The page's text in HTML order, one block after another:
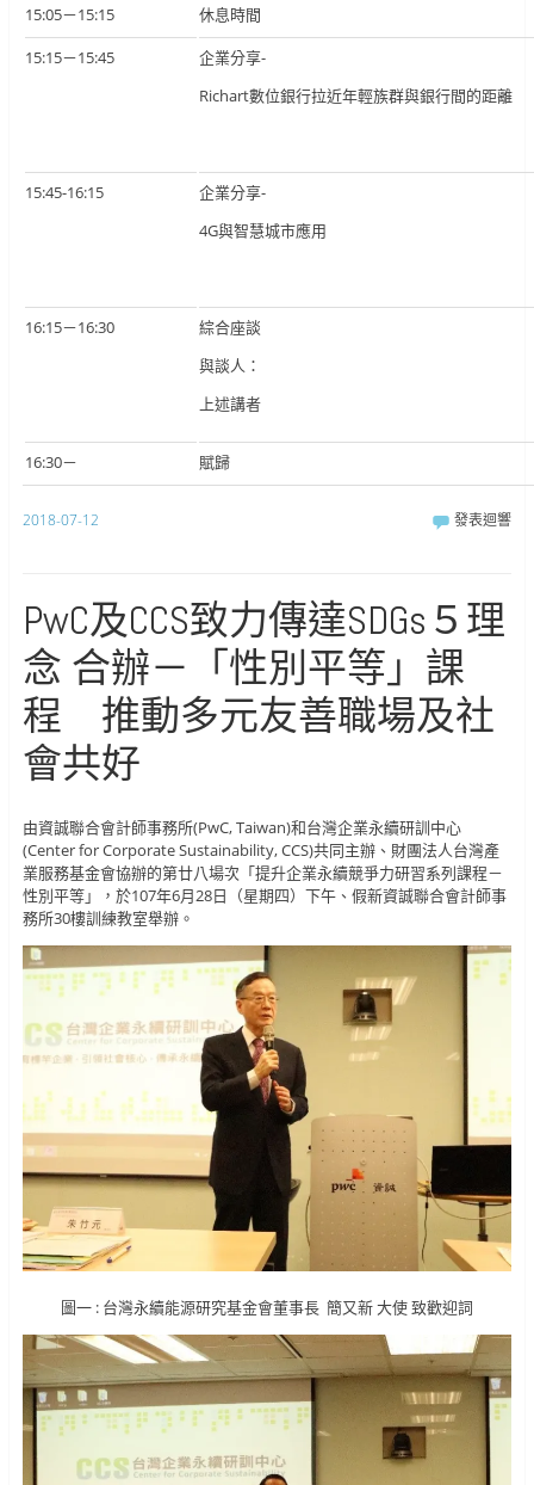
15:05－15:15
休息時間
15:15－15:45
企業分享-
Richart數位銀行拉近年輕族群與銀行間的距離
15:45-16:15
企業分享-
4G與智慧城市應用
16:15－16:30
綜合座談
與談人：
上述講者
16:30－ 賦歸
2018-07-12 發表迴響
PwC及CCS致力傳達SDGs５理
念 合辦－「性別平等」課
程 推動多元友善職場及社
會共好
由資誠聯合會計師事務所(PwC, Taiwan)和台灣企業永續研訓中心
(Center for Corporate Sustainability, CCS)共同主辦、財團法人台灣產
業服務基金會協辦的第廿八場次「提升企業永續競爭力研習系列課程－
性別平等」，於107年6月28日（星期四）下午、假新資誠聯合會計師事
務所30樓訓練教室舉辦。
圖一 : 台灣永續能源研究基金會董事長 簡又新 大使 致歡迎詞